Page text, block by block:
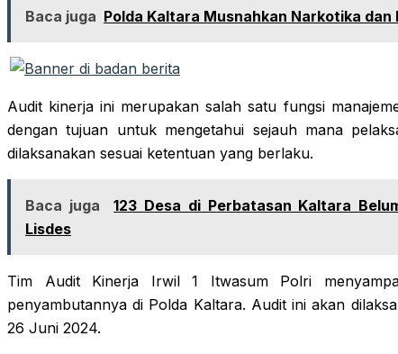
Baca juga Polda Kaltara Musnahkan Narkotika dan
Audit kinerja ini merupakan salah satu fungsi
dengan tujuan untuk mengetahui sejauh mana
dilaksanakan sesuai ketentuan yang berlaku.
Baca juga
123 Desa di Perbatasan Kaltara
Lisdes
Tim Audit Kinerja Irwil 1 Itwasum Polri
penyambutannya di Polda Kaltara. Audit ini akan
26 Juni 2024.